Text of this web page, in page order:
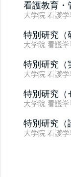
看護教育・
大学院 看護
特別研究（
大学院 看護
特別研究（
大学院 看護
特別研究（
大学院 看護
特別研究（
大学院 看護